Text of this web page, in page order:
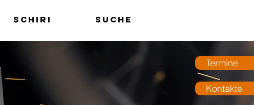
Termine
Kontakte
Schiri Suche